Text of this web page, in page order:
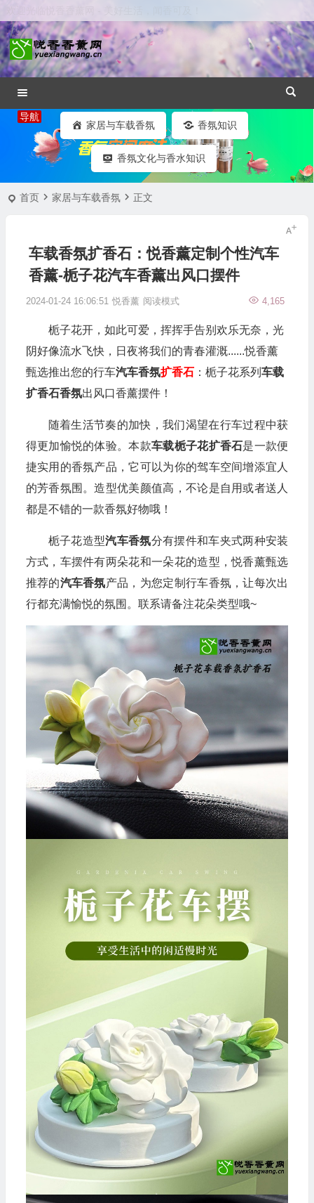
家居与车载香氛 香氛知识
香氛文化与香水知识
首页 家居与车载香氛 正文
车载香氛扩香石：悦香薰定制个性汽车
香薰-栀子花汽车香薰出风口摆件
2024-01-24 16:06:51 悦香薰 4,165
阅读模式
栀子花开，如此可爱，挥挥手告别欢乐无奈，光
阴好像流水飞快，日夜将我们的青春灌溉......悦香薰
甄选推出您的行车汽车香氛扩香石：栀子花系列 车载
扩香石香氛出风口香薰摆件！
随着生活节奏的加快，我们渴望在行车过程中获
得更加愉悦的体验。本款车载栀子花扩香石是一款便
捷实用的香氛产品，它可以为你的驾车空间增添宜人
的芳香氛围。造型优美颜值高，不论是自用或者送人
都是不错的一款香氛好物哦！
栀子花造型汽车香氛分有摆件和车夹式两种安装
方式，车摆件有两朵花和一朵花的造型，悦香薰甄选
推荐的汽车香氛产品，为您定制行车香氛，让每次出
行都充满愉悦的氛围。联系请备注花朵类型哦~